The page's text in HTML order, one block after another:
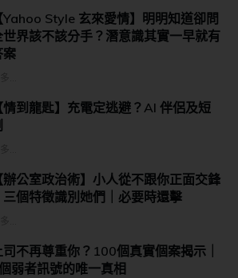
Yahoo Style 玄來愛情】明明知道卻問
世界該不該分手？潛意識其實一早就有
案
情到龍匙】充電定逃避？AI 伴侶及短
辦公室政治術】小人從不跟你正面交鋒
三個特徵識別她們｜必要時還擊
司不再尊重你？100個真實個案揭示｜
弱者訊號的唯一真相